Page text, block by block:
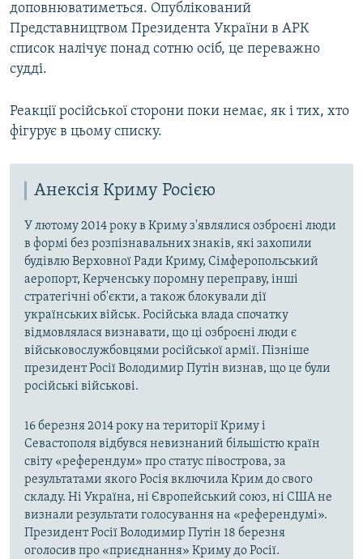
доповнюватиметься. Опублікований
Представництвом Президента України в АРК
список налічує понад сотню осіб, це переважно
судді.
Реакції російської сторони поки немає, як і тих, хто
фігурує в цьому списку.
Анексія Криму Росією
У лютому 2014 року в Криму з'являлися озброєні люди
в формі без розпізнавальних знаків, які захопили
будівлю Верховної Ради Криму, Сімферопольський
аеропорт, Керченську поромну переправу, інші
стратегічні об'єкти, а також блокували дії
українських військ. Російська влада спочатку
відмовлялася визнавати, що ці озброєні люди є
військовослужбовцями російської армії. Пізніше
президент Росії Володимир Путін визнав, що це були
російські військові.
16 березня 2014 року на території Криму і
Севастополя відбувся невизнаний більшістю країн
світу «референдум» про статус півострова, за
результатами якого Росія включила Крим до свого
складу. Ні Україна, ні Європейський союз, ні США не
визнали результати голосування на «референдумі».
Президент Росії Володимир Путін 18 березня
оголосив про «приєднання» Криму до Росії.